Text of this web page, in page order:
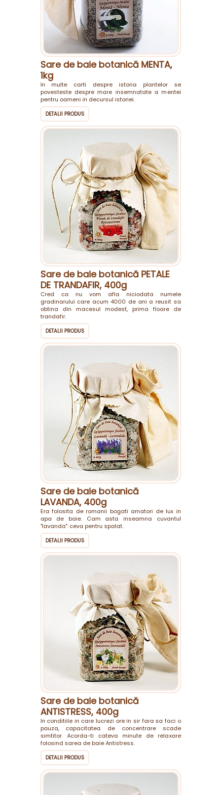
Sare de baie botanică MENTA,
1kg
In multe carti despre istoria plantelor se
povesteste despre mare insemnatate a mentei
pentru oameni in decursul istoriei.
DETALII PRODUS
Sare de baie botanică PETALE
DE TRANDAFIR, 400g
Cred ca nu vom afla niciodata numele
gradinarului care acum 4000 de ani a reusit sa
obtina din macesul modest, prima floare de
trandafir.
DETALII PRODUS
Sare de baie botanică
LAVANDA, 400g
Era folosita de romanii bogati amatori de lux in
apa de baie. Cam asta inseamna cuvantul
"lavanda": ceva pentru spalat.
DETALII PRODUS
Sare de baie botanică
ANTISTRESS, 400g
In conditiile in care lucrezi ore in sir fara sa faci o
pauza, capacitatea de concentrare scade
simtitor. Acorda-ti cateva minute de relaxare
folosind sarea de baie Antistress.
DETALII PRODUS